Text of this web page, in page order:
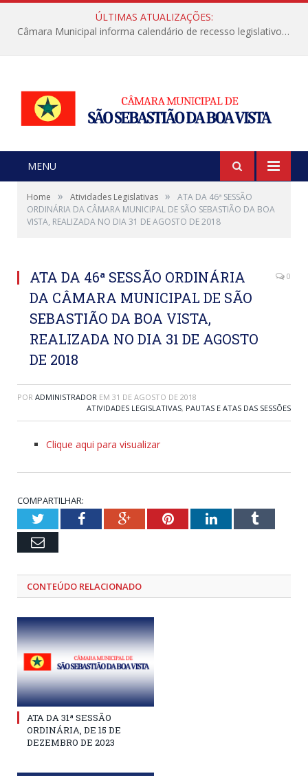
ÚLTIMAS ATUALIZAÇÕES:
Câmara Municipal informa calendário de recesso legislativo de julho
MENU
Home » Atividades Legislativas »
ATA DA 46ª SESSÃO
ORDINÁRIA DA CÂMARA MUNICIPAL DE SÃO SEBASTIÃO DA BOA
VISTA, REALIZADA NO DIA 31 DE AGOSTO DE 2018
ATA DA 46ª SESSÃO ORDINÁRIA
DA CÂMARA MUNICIPAL DE SÃO
SEBASTIÃO DA BOA VISTA,
REALIZADA NO DIA 31 DE AGOSTO
DE 2018
0
POR ADMINISTRADOR EM 31 DE AGOSTO DE 2018
ATIVIDADES LEGISLATIVAS, PAUTAS E ATAS DAS SESSÕES
Clique aqui para visualizar
COMPARTILHAR:
TwitterFacebookGoogle+PinterestLinkedInTumblr
Email
CONTEÚDO RELACIONADO
ATA DA 31ª SESSÃO
ORDINÁRIA, DE 15 DE
DEZEMBRO DE 2023